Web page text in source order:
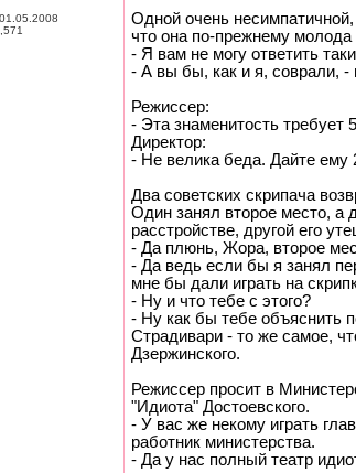
Одной очень
что она по-прежнему молода
- Я вам не могу ответить
- А вы бы, как и я, соврали, -
Режиссер:
- Эта знаменитость требует
Директор:
- Не велика беда. Дайте ему
Два советских скрипача
Один занял второе место, а
расстройстве, другой его
- Да плюнь, Жора, второе
- Да ведь если бы я занял
мне бы дали играть на
- Ну и что тебе с этого?
- Ну как бы тебе объяснить
Страдивари - то же самое,
Дзержинского.
Режиссер просит в
"Идиота" Достоевского.
- У вас же некому играть
работник министерства.
- Да у нас полный театр